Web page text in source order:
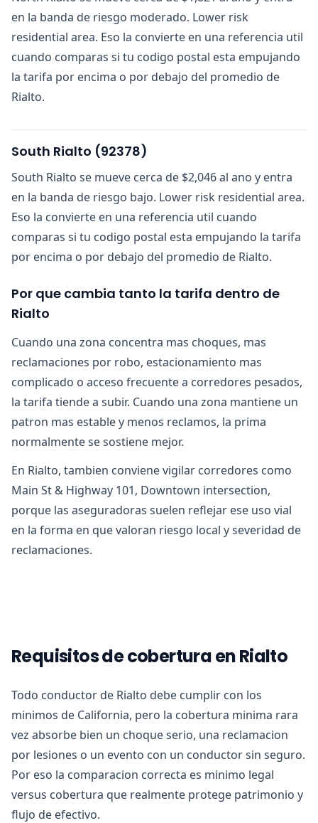
en la banda de riesgo moderado. Lower risk
residential area. Eso la convierte en una referencia util
cuando comparas si tu codigo postal esta empujando
la tarifa por encima o por debajo del promedio de
Rialto.
South Rialto (92378)
South Rialto se mueve cerca de $2,046 al ano y entra
en la banda de riesgo bajo. Lower risk residential area.
Eso la convierte en una referencia util cuando
comparas si tu codigo postal esta empujando la tarifa
por encima o por debajo del promedio de Rialto.
Por que cambia tanto la tarifa dentro de
Rialto
Cuando una zona concentra mas choques, mas
reclamaciones por robo, estacionamiento mas
complicado o acceso frecuente a corredores pesados,
la tarifa tiende a subir. Cuando una zona mantiene un
patron mas estable y menos reclamos, la prima
normalmente se sostiene mejor.
En Rialto, tambien conviene vigilar corredores como
Main St & Highway 101, Downtown intersection,
porque las aseguradoras suelen reflejar ese uso vial
en la forma en que valoran riesgo local y severidad de
reclamaciones.
Requisitos de cobertura en Rialto
Todo conductor de Rialto debe cumplir con los
minimos de California, pero la cobertura minima rara
vez absorbe bien un choque serio, una reclamacion
por lesiones o un evento con un conductor sin seguro.
Por eso la comparacion correcta es minimo legal
versus cobertura que realmente protege patrimonio y
flujo de efectivo.